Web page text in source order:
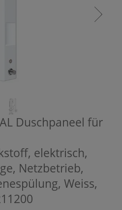
Duschpaneel für
elektrisch,
Netzbetrieb,
Weiss,